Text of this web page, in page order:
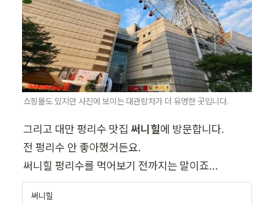
쇼핑몰도 있지만 사진에 보이는 대관람차가 더 유명한 곳입니다.
그리고 대만 펑리수 맛집 써니힐에 방문합니다.
전 펑리수 안 좋아했거든요.
써니힐 펑리수를 먹어보기 전까지는 말이죠...
써니힐